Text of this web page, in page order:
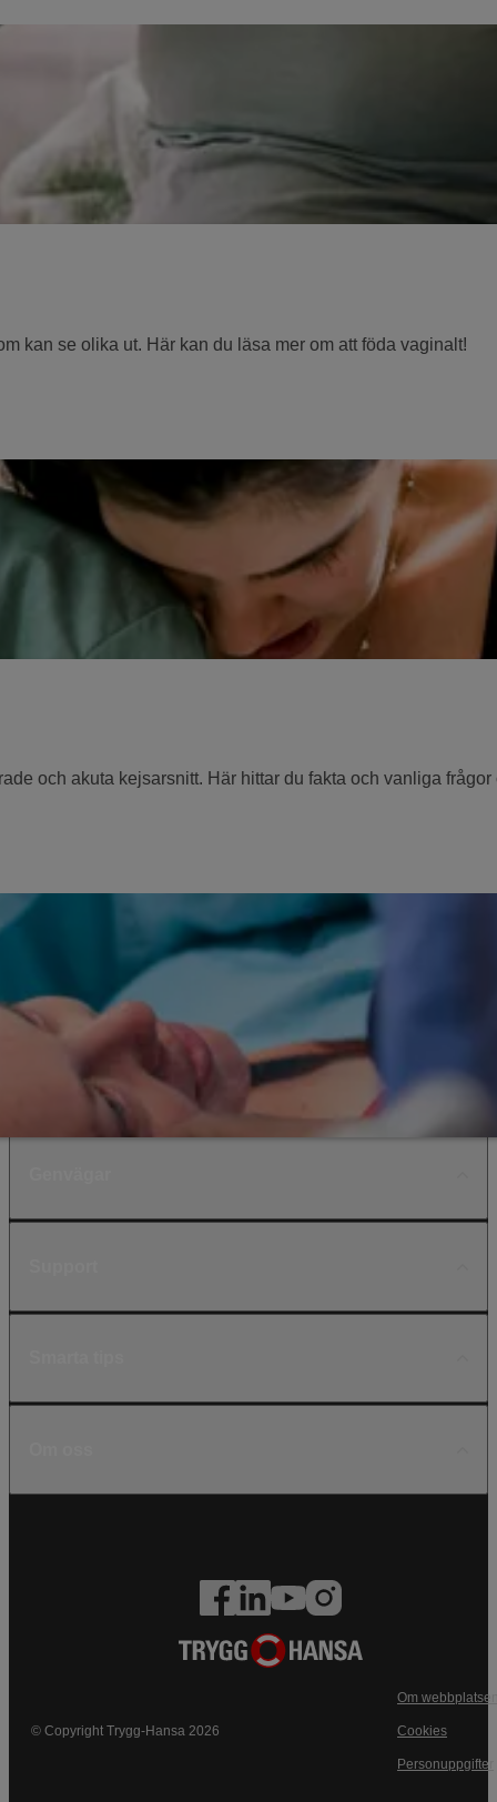
kan se olika ut. Här kan du läsa mer om att föda vaginalt!
och akuta kejsarsnitt. Här hittar du fakta och vanliga
© Copyright Trygg-Hansa 2026
Om
Cookies
Personuppgifter